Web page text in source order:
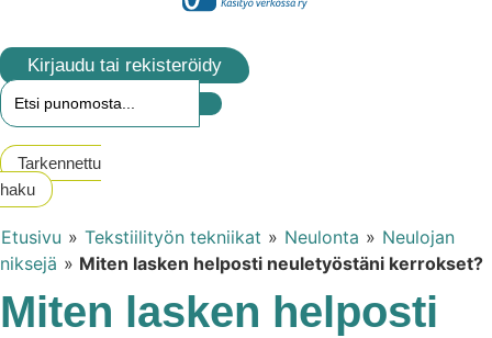
Kirjaudu tai rekisteröidy
Tarkennettu
haku
Etusivu » Tekstiilityön tekniikat » Neulonta » Neulojan
niksejä » Miten lasken helposti neuletyöstäni kerrokset?
Miten lasken helposti